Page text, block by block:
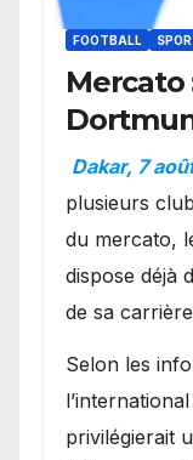
FOOTBALL
Mercato
en
Ibrahim
Dakar, 7
plusieurs
du mercato,
dispose déjà
de sa
Selon les
privilégierait